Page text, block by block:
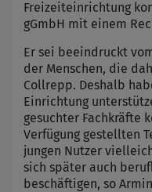
Freizeiteinrichtung
gGmbH mit einem
Er sei beeindruckt
der Menschen, die
Collrepp. Deshalb
Einrichtung
gesuchter Fachkräfte
Verfügung gestellten
jungen Nutzer
sich später auch
beschäftigen, so